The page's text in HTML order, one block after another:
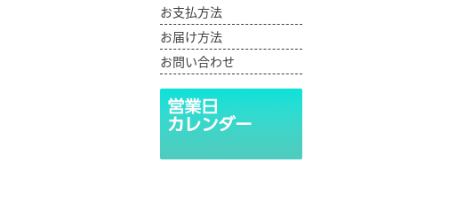
お支払方法
お届け方法
お問い合わせ